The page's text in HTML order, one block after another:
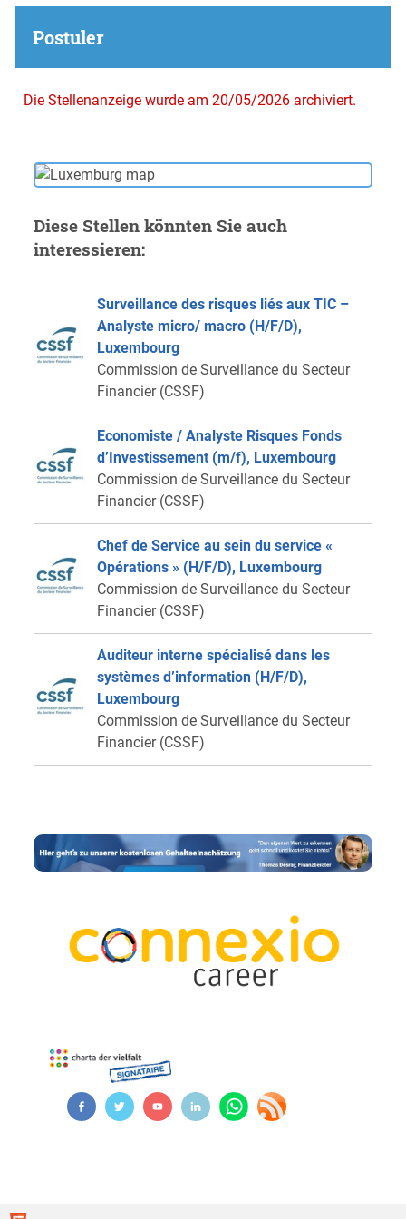
Postuler
Die Stellenanzeige wurde am 20/05/2026 archiviert.
Diese Stellen könnten Sie auch
interessieren:
Surveillance des risques liés aux TIC –
Analyste micro/ macro (H/F/D),
Luxembourg
Commission de Surveillance du Secteur
Financier (CSSF)
Economiste / Analyste Risques Fonds
d’Investissement (m/f), Luxembourg
Commission de Surveillance du Secteur
Financier (CSSF)
Chef de Service au sein du service «
Opérations » (H/F/D), Luxembourg
Commission de Surveillance du Secteur
Financier (CSSF)
Auditeur interne spécialisé dans les
systèmes d’information (H/F/D),
Luxembourg
Commission de Surveillance du Secteur
Financier (CSSF)